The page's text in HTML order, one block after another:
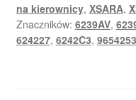
na kierownicy, XSARA,
Znaczników: 6239AV,
624227, 6242C3,